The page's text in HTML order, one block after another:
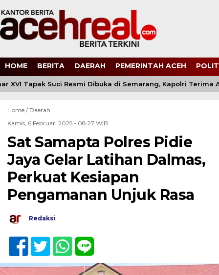
HOME BERITA DAERAH PEMERINTAH ACEH
XVI Tapak Suci Resmi Dibuka di Semarang, Kapolri Terima
Home / Daerah
Kamis, 6 Februari 2025 - 08:27 WIB
Sat Samapta Polres Pidie
Jaya Gelar Latihan Dalmas,
Perkuat Kesiapan
Pengamanan Unjuk Rasa
Redaksi